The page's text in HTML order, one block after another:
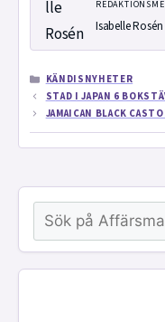
Isabelle
KATEGORIER
KÄNDISNYHETER
STAD I JAPAN 6
JAMAICAN BLACK
Sök